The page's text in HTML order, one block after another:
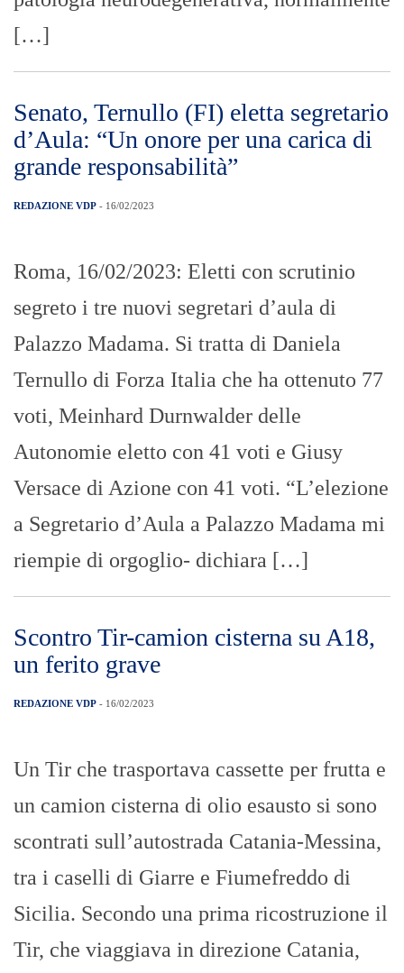
[…]
Senato, Ternullo (FI) eletta segretario
d’Aula: “Un onore per una carica di
grande responsabilità”
REDAZIONE VDP - 16/02/2023
Roma, 16/02/2023: Eletti con scrutinio
segreto i tre nuovi segretari d’aula di
Palazzo Madama. Si tratta di Daniela
Ternullo di Forza Italia che ha ottenuto 77
voti, Meinhard Durnwalder delle
Autonomie eletto con 41 voti e Giusy
Versace di Azione con 41 voti. “L’elezione
a Segretario d’Aula a Palazzo Madama mi
riempie di orgoglio- dichiara […]
Scontro Tir-camion cisterna su A18,
un ferito grave
REDAZIONE VDP - 16/02/2023
Un Tir che trasportava cassette per frutta e
un camion cisterna di olio esausto si sono
scontrati sull’autostrada Catania-Messina,
tra i caselli di Giarre e Fiumefreddo di
Sicilia. Secondo una prima ricostruzione il
Tir, che viaggiava in direzione Catania,